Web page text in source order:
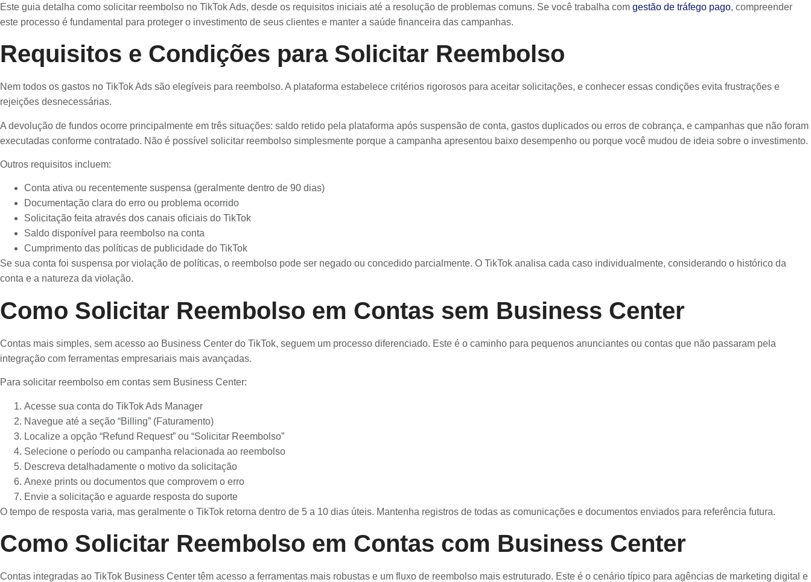
Este guia detalha como solicitar reembolso no TikTok Ads, desde os requisitos iniciais até a resolução de problemas comuns. Se você trabalha com gestão de tráfego pago, compreender
este processo é fundamental para proteger o investimento de seus clientes e manter a saúde financeira das campanhas.
Requisitos e Condições para Solicitar Reembolso
Nem todos os gastos no TikTok Ads são elegíveis para reembolso. A plataforma estabelece critérios rigorosos para aceitar solicitações, e conhecer essas condições evita frustrações e
rejeições desnecessárias.
A devolução de fundos ocorre principalmente em três situações: saldo retido pela plataforma após suspensão de conta, gastos duplicados ou erros de cobrança, e campanhas que não foram
executadas conforme contratado. Não é possível solicitar reembolso simplesmente porque a campanha apresentou baixo desempenho ou porque você mudou de ideia sobre o investimento.
Outros requisitos incluem:
Conta ativa ou recentemente suspensa (geralmente dentro de 90 dias)
Documentação clara do erro ou problema ocorrido
Solicitação feita através dos canais oficiais do TikTok
Saldo disponível para reembolso na conta
Cumprimento das políticas de publicidade do TikTok
Se sua conta foi suspensa por violação de políticas, o reembolso pode ser negado ou concedido parcialmente. O TikTok analisa cada caso individualmente, considerando o histórico da
conta e a natureza da violação.
Como Solicitar Reembolso em Contas sem Business Center
Contas mais simples, sem acesso ao Business Center do TikTok, seguem um processo diferenciado. Este é o caminho para pequenos anunciantes ou contas que não passaram pela
integração com ferramentas empresariais mais avançadas.
Para solicitar reembolso em contas sem Business Center:
Acesse sua conta do TikTok Ads Manager
Navegue até a seção “Billing” (Faturamento)
Localize a opção “Refund Request” ou “Solicitar Reembolso”
Selecione o período ou campanha relacionada ao reembolso
Descreva detalhadamente o motivo da solicitação
Anexe prints ou documentos que comprovem o erro
Envie a solicitação e aguarde resposta do suporte
O tempo de resposta varia, mas geralmente o TikTok retorna dentro de 5 a 10 dias úteis. Mantenha registros de todas as comunicações e documentos enviados para referência futura.
Como Solicitar Reembolso em Contas com Business Center
Contas integradas ao TikTok Business Center têm acesso a ferramentas mais robustas e um fluxo de reembolso mais estruturado. Este é o cenário típico para agências de marketing digital e